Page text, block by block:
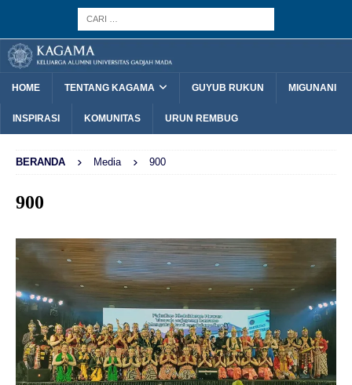
HOME TENTANG KAGAMA GUYUB RUKUN MIGUNANI
INSPIRASI KOMUNITAS URUN REMBUG
BERANDA Media 900
900